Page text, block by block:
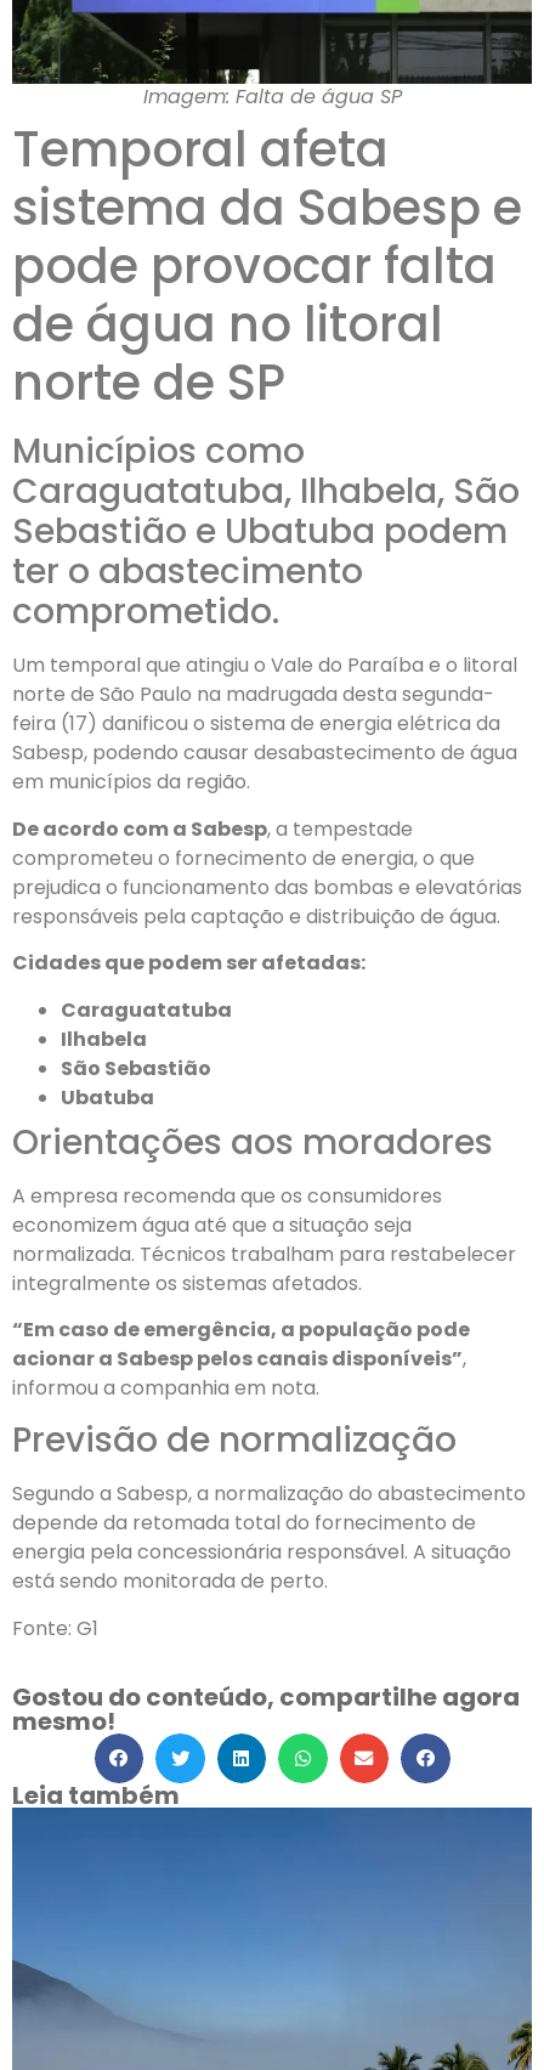
Imagem: Falta de água SP
Temporal afeta
sistema da Sabesp e
pode provocar falta
de água no litoral
norte de SP
Municípios como
Caraguatatuba, Ilhabela, São
Sebastião e Ubatuba podem
ter o abastecimento
comprometido.
Um temporal que atingiu o Vale do Paraíba e o litoral
norte de São Paulo na madrugada desta segunda-
feira (17) danificou o sistema de energia elétrica da
Sabesp, podendo causar desabastecimento de água
em municípios da região.
De acordo com a Sabesp, a tempestade
comprometeu o fornecimento de energia, o que
prejudica o funcionamento das bombas e elevatórias
responsáveis pela captação e distribuição de água.
Cidades que podem ser afetadas:
Caraguatatuba
Ilhabela
São Sebastião
Ubatuba
Orientações aos moradores
A empresa recomenda que os consumidores
economizem água até que a situação seja
normalizada. Técnicos trabalham para restabelecer
integralmente os sistemas afetados.
“Em caso de emergência, a população pode
acionar a Sabesp pelos canais disponíveis”,
informou a companhia em nota.
Previsão de normalização
Segundo a Sabesp, a normalização do abastecimento
depende da retomada total do fornecimento de
energia pela concessionária responsável. A situação
está sendo monitorada de perto.
Fonte: G1
Gostou do conteúdo, compartilhe agora
mesmo!
Leia também